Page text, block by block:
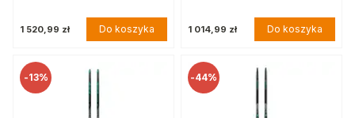
1 520,99 zł Do koszyka 1 014,99 zł Do koszyka
-13% -44%